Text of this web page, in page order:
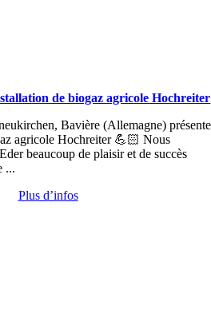
de biogaz agricole Hochreiter
Bavière (Allemagne) présente
agricole Hochreiter 💪🏻 Nous
beaucoup de plaisir et de succès
...
Plus d’infos